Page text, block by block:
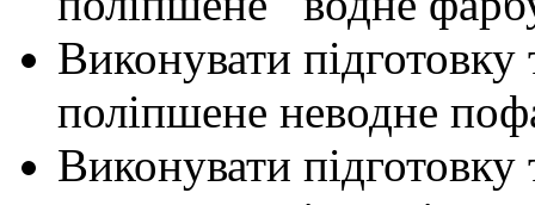
Виконувати
поліпшене неводне
Виконувати